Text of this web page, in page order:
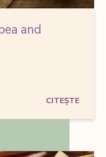
and
CITEȘTE